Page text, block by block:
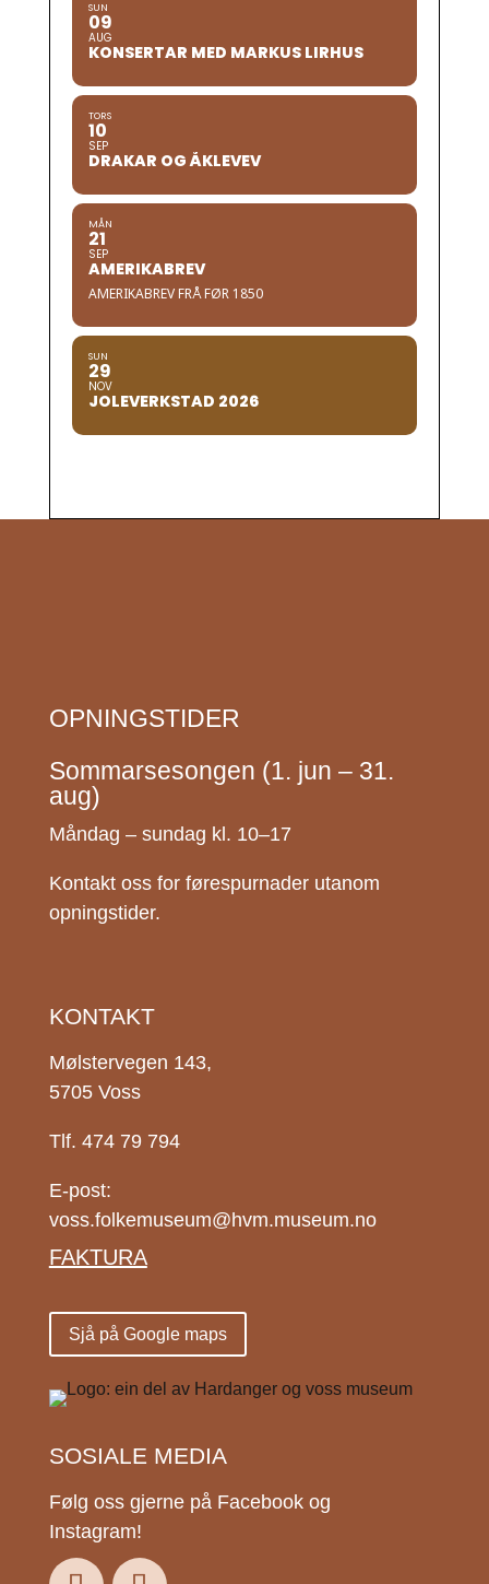
SUN
09
AUG
KONSERTAR MED MARKUS LIRHUS
TORS
10
SEP
DRAKAR OG ÅKLEVEV
MÅN
21
SEP
AMERIKABREV
AMERIKABREV FRÅ FØR 1850
SUN
29
NOV
JOLEVERKSTAD 2026
OPNINGSTIDER
Sommarsesongen (1. jun – 31.
aug)
Måndag – sundag kl. 10–17
Kontakt oss for førespurnader utanom
opningstider.
KONTAKT
Mølstervegen 143,
5705 Voss
Tlf. 474 79 794
E-post:
voss.folkemuseum@hvm.museum.no
FAKTURA
Sjå på Google maps
SOSIALE MEDIA
Følg oss gjerne på Facebook og
Instagram!